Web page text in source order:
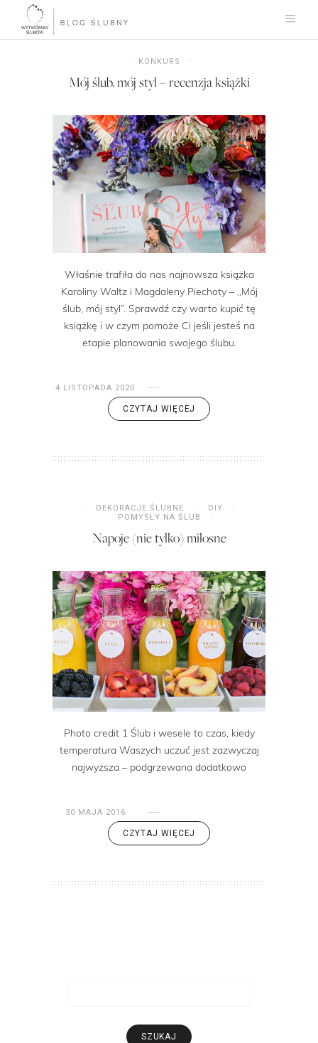
KONKURS
Mój ślub, mój styl – recenzja książki
Właśnie trafiła do nas najnowsza książka
Karoliny Waltz i Magdaleny Piechoty – ,,Mój
ślub, mój styl”. Sprawdź czy warto kupić tę
książkę i w czym pomoże Ci jeśli jesteś na
etapie planowania swojego ślubu.
4 LISTOPADA 2020
CZYTAJ WIĘCEJ
DEKORACJE ŚLUBNE
DIY
POMYSŁY NA ŚLUB
Napoje (nie tylko) miłosne
Photo credit 1 Ślub i wesele to czas, kiedy
temperatura Waszych uczuć jest zazwyczaj
najwyższa – podgrzewana dodatkowo
30 MAJA 2016
CZYTAJ WIĘCEJ